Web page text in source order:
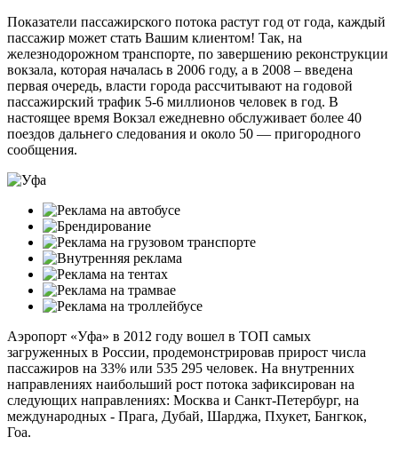
Показатели пассажирского потока растут год от года, каждый
пассажир может стать Вашим клиентом! Так, на
железнодорожном транспорте, по завершению реконструкции
вокзала, которая началась в 2006 году, а в 2008 – введена
первая очередь, власти города рассчитывают на годовой
пассажирский трафик 5-6 миллионов человек в год. В
настоящее время Вокзал ежедневно обслуживает более 40
поездов дальнего следования и около 50 — пригородного
сообщения.
Аэропорт «Уфа» в 2012 году вошел в ТОП самых
загруженных в России, продемонстрировав прирост числа
пассажиров на 33% или 535 295 человек. На внутренних
направлениях наибольший рост потока зафиксирован на
следующих направлениях: Москва и Санкт-Петербург, на
международных - Прага, Дубай, Шарджа, Пхукет, Бангкок,
Гоа.